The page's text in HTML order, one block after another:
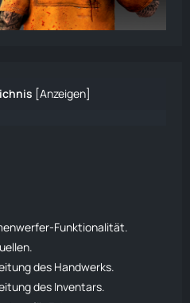
[Anzeigen]
Funktionalität.
des Handwerks.
des Inventars.